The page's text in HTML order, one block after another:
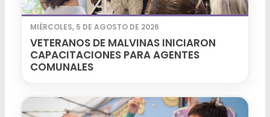
MIÉRCOLES, 5 DE AGOSTO DE 2026
VETERANOS DE MALVINAS INICIARON
CAPACITACIONES PARA AGENTES
COMUNALES